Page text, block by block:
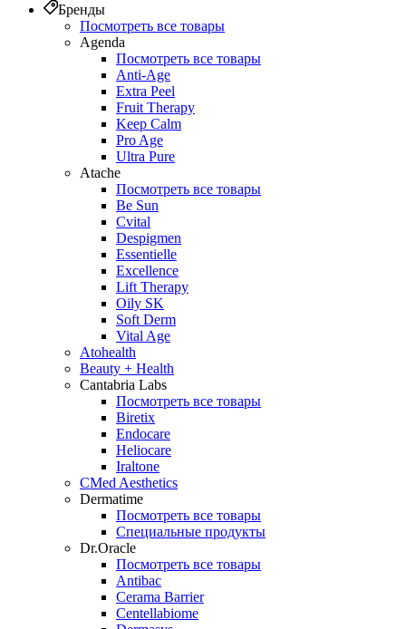
Бренды
Посмотреть все товары
Agenda
Посмотреть все товары
Anti‑Age
Extra Peel
Fruit Therapy
Keep Calm
Pro Age
Ultra Pure
Atache
Посмотреть все товары
Be Sun
Cvital
Despigmen
Essentielle
Excellence
Lift Therapy
Oily SK
Soft Derm
Vital Age
Atohealth
Beauty + Health
Cantabria Labs
Посмотреть все товары
Biretix
Endocare
Heliocare
Iraltone
CMed Aesthetics
Dermatime
Посмотреть все товары
Специальные продукты
Dr.Oracle
Посмотреть все товары
Antibac
Cerama Barrier
Centellabiome